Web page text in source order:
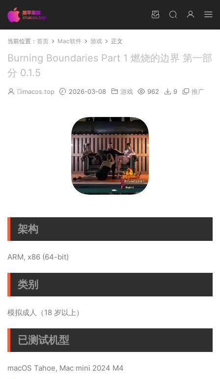
当前位置： 首页 Mac软件 游戏 正文
Burning Boundaries Part 1 燃烧的边界 第一部
分 0.1.5
imacos.top 2026-03-08 游戏 962 9 推广
架构
ARM, x86 (64-bit)
类别
模拟成人（18 岁以上）
已测试机型
macOS Tahoe, Mac mini 2024 M4